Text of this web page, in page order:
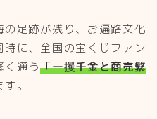
足跡が残り、お遍路文化
に、全国の宝くじファン
く通う「一攫千金と商売繁
。